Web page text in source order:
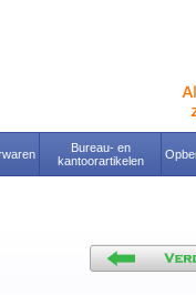
Bureau- en
kantoorartikelen